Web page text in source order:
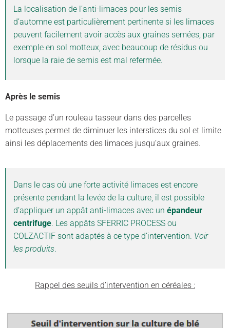
La localisation de l’anti-limaces pour les semis
d’automne est particulièrement pertinente si les limaces
peuvent facilement avoir accès aux graines semées, par
exemple en sol motteux, avec beaucoup de résidus ou
lorsque la raie de semis est mal refermée.
Après le semis
Le passage d’un rouleau tasseur dans des parcelles
motteuses permet de diminuer les interstices du sol et limite
ainsi les déplacements des limaces jusqu’aux graines.
Dans le cas où une forte activité limaces est encore
présente pendant la levée de la culture, il est possible
d’appliquer un appât anti-limaces avec un épandeur
centrifuge. Les appâts SFERRIC PROCESS ou
COLZACTIF sont adaptés à ce type d’intervention. Voir
les produits.
Rappel des seuils d’intervention en céréales :